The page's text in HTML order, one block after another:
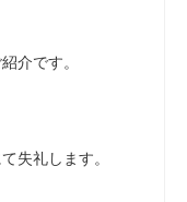
介です。
失礼します。